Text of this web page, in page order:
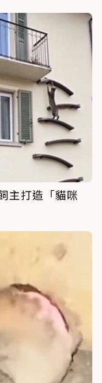
主打造「貓咪